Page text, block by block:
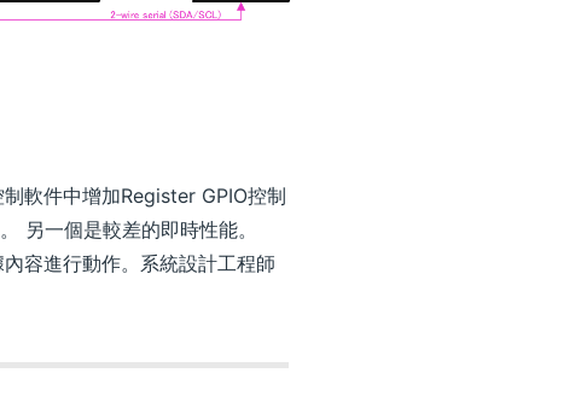
軟件中增加Register GPIO控制
另一個是較差的即時性能。
容進行動作。系統設計工程師